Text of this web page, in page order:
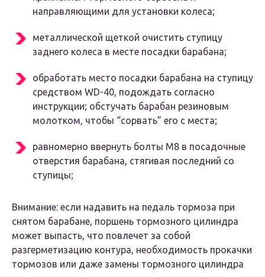
направляющими для установки колеса;
металлической щеткой очистить ступицу
заднего колеса в месте посадки барабана;
обработать место посадки барабана на ступицу
средством WD-40, подождать согласно
инструкции; обстучать барабан резиновым
молотком, чтобы “сорвать” его с места;
равномерно ввернуть болты М8 в посадочные
отверстия барабана, стягивая последний со
ступицы;
Внимание: если надавить на педаль тормоза при
снятом барабане, поршень тормозного цилиндра
может выпасть, что повлечет за собой
разгерметизацию контура, необходимость прокачки
тормозов или даже замены тормозного цилиндра